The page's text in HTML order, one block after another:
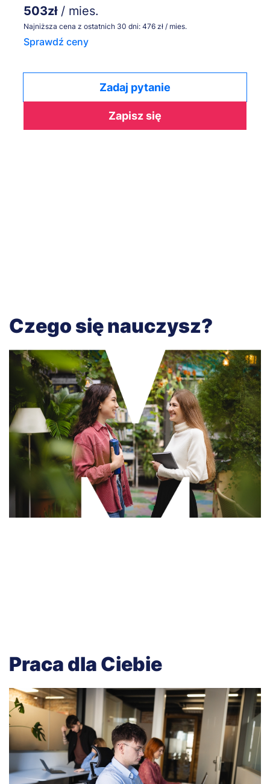
503zł / mies.
Najniższa cena z ostatnich 30 dni: 476 zł / mies.
Sprawdź ceny
Zadaj pytanie
Zapisz się
Czego się nauczysz?
Praca dla Ciebie